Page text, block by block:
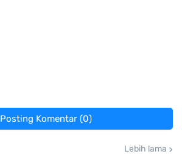
Posting Komentar (0)
Lebih lama